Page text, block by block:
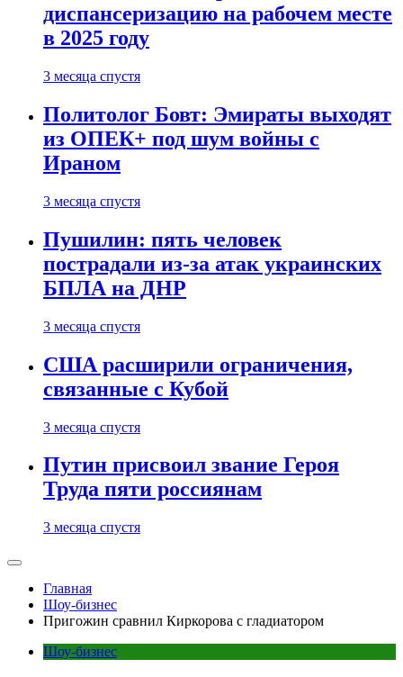
диспансеризацию на рабочем месте
в 2025 году
3 месяца спустя
Политолог Бовт: Эмираты выходят
из ОПЕК+ под шум войны с
Ираном
3 месяца спустя
Пушилин: пять человек
пострадали из-за атак украинских
БПЛА на ДНР
3 месяца спустя
США расширили ограничения,
связанные с Кубой
3 месяца спустя
Путин присвоил звание Героя
Труда пяти россиянам
3 месяца спустя
Главная
Шоу-бизнес
Пригожин сравнил Киркорова с гладиатором
Шоу-бизнес